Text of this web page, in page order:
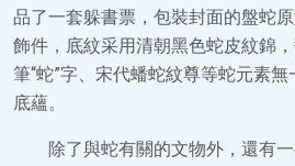
品了一套躲書票，包裝封面的盤蛇
飾件，底紋采用清朝黑色蛇皮紋錦
筆“蛇”字、宋代蟠蛇紋尊等蛇元素
底蘊。
除了與蛇有關的文物外，還有